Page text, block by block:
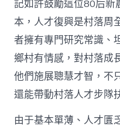
記如許鼓勵這位80后新
本，人才復興是村落周
者擁有專門研究常識、
鄉村有情感，對村落成
他們施展聰慧才智，不
還能帶動村落人才步隊
由于基本單薄、人才匱